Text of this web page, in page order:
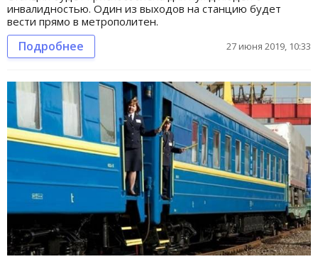
инвалидностью. Один из выходов на станцию будет
вести прямо в метрополитен.
Подробнее 27 июня 2019, 10:33